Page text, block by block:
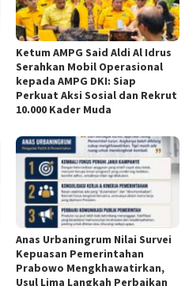
Ketum AMPG Said Aldi Al Idrus
Serahkan Mobil Operasional
kepada AMPG DKI: Siap
Perkuat Aksi Sosial dan Rekrut
10.000 Kader Muda
Anas Urbaningrum Nilai Survei
Kepuasan Pemerintahan
Prabowo Mengkhawatirkan,
Usul Lima Langkah Perbaikan